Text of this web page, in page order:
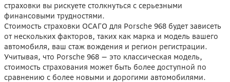
страховки вы рискуете столкнуться с серьезными
финансовыми трудностями.
Стоимость страховки ОСАГО для Porsche 968 будет зависеть
от нескольких факторов, таких как марка и модель вашего
автомобиля, ваш стаж вождения и регион регистрации.
Учитывая, что Porsche 968 — это классическая модель,
стоимость страхования может быть более доступной по
сравнению с более новыми и дорогими автомобилями.